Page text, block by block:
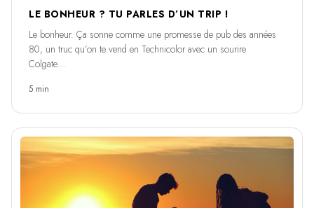
LE BONHEUR ? TU PARLES D’UN TRIP !
Le bonheur. Ça sonne comme une promesse de pub des années
80, un truc qu’on te vend en Technicolor avec un sourire
Colgate…
5 min